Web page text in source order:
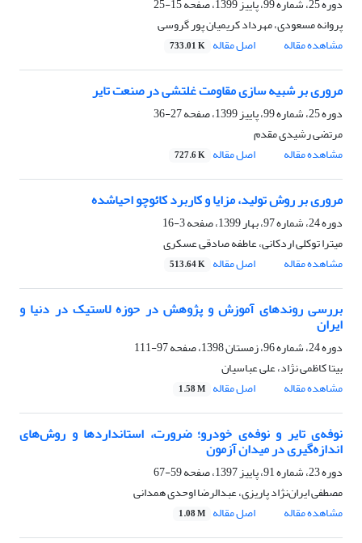
دوره 25، شماره 99، پاییز 1399، صفحه
15-25
پروانه مسعودی، مهرداد کریمیان پور گروسی
مشاهده مقاله
اصل مقاله 733.01 K
مروری بر شبیه سازی مقاومت غلتشی در صنعت تایر
دوره 25، شماره 99، پاییز 1399، صفحه
27-36
مرتضی رشیدی مقدم
مشاهده مقاله
اصل مقاله 727.6 K
مروری بر روش تولید، مزایا و کاربرد کائوچو احیاشده
دوره 24، شماره 97، بهار 1399، صفحه
3-16
میترا توکلی اردکانی، عاطفه صادقی عسکری
مشاهده مقاله
اصل مقاله 513.64 K
بررسی روندهای آموزش و پژوهش در حوزه لاستیک در دنیا و
ایران
دوره 24، شماره 96، زمستان 1398، صفحه
97-111
بیتا کاظمی نژاد، علی عباسیان
مشاهده مقاله
اصل مقاله 1.58 M
نوفه‌ی تایر و نوفه‌ی خودرو؛ ضرورت، استانداردها و روش‌های
اندازه‌گیری در میدان آزمون
دوره 23، شماره 91، پاییز 1397، صفحه
59-67
مصطفی ایران‌نژاد پاریزی، عبدالرضا اوحدی همدانی
مشاهده مقاله
اصل مقاله 1.08 M